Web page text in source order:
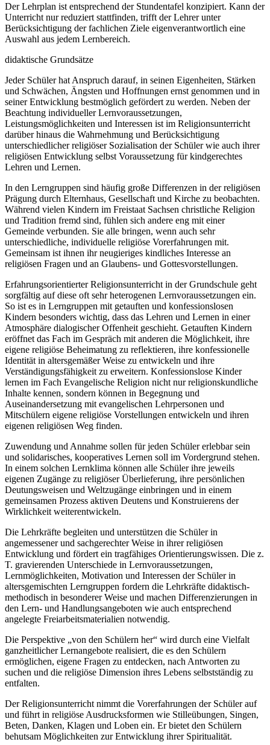
Der Lehrplan ist entsprechend der Stundentafel konzipiert. Kann der
Unterricht nur reduziert stattfinden, trifft der Lehrer unter
Berücksichtigung der fachlichen Ziele eigenverantwortlich eine
Auswahl aus jedem Lernbereich.
didaktische Grundsätze
Jeder Schüler hat Anspruch darauf, in seinen Eigenheiten, Stärken
und Schwächen, Ängsten und Hoffnungen ernst genommen und in
seiner Entwicklung bestmöglich gefördert zu werden. Neben der
Beachtung individueller Lernvoraussetzungen,
Leistungsmöglichkeiten und Interessen ist im Religionsunterricht
darüber hinaus die Wahrnehmung und Berücksichtigung
unterschiedlicher religiöser Sozialisation der Schüler wie auch ihrer
religiösen Entwicklung selbst Voraussetzung für kindgerechtes
Lehren und Lernen.
In den Lerngruppen sind häufig große Differenzen in der religiösen
Prägung durch Elternhaus, Gesellschaft und Kirche zu beobachten.
Während vielen Kindern im Freistaat Sachsen christliche Religion
und Tradition fremd sind, fühlen sich andere eng mit einer
Gemeinde verbunden. Sie alle bringen, wenn auch sehr
unterschiedliche, individuelle religiöse Vorerfahrungen mit.
Gemeinsam ist ihnen ihr neugieriges kindliches Interesse an
religiösen Fragen und an Glaubens- und Gottesvorstellungen.
Erfahrungsorientierter Religionsunterricht in der Grundschule geht
sorgfältig auf diese oft sehr heterogenen Lernvoraussetzungen ein.
So ist es in Lerngruppen mit getauften und konfessionslosen
Kindern besonders wichtig, dass das Lehren und Lernen in einer
Atmosphäre dialogischer Offenheit geschieht. Getauften Kindern
eröffnet das Fach im Gespräch mit anderen die Möglichkeit, ihre
eigene religiöse Beheimatung zu reflektieren, ihre konfessionelle
Identität in altersgemäßer Weise zu entwickeln und ihre
Verständigungsfähigkeit zu erweitern. Konfessionslose Kinder
lernen im Fach Evangelische Religion nicht nur religionskundliche
Inhalte kennen, sondern können in Begegnung und
Auseinandersetzung mit evangelischen Lehrpersonen und
Mitschülern eigene religiöse Vorstellungen entwickeln und ihren
eigenen religiösen Weg finden.
Zuwendung und Annahme sollen für jeden Schüler erlebbar sein
und solidarisches, kooperatives Lernen soll im Vordergrund stehen.
In einem solchen Lernklima können alle Schüler ihre jeweils
eigenen Zugänge zu religiöser Überlieferung, ihre persönlichen
Deutungsweisen und Weltzugänge einbringen und in einem
gemeinsamen Prozess aktiven Deutens und Konstruierens der
Wirklichkeit weiterentwickeln.
Die Lehrkräfte begleiten und unterstützen die Schüler in
angemessener und sachgerechter Weise in ihrer religiösen
Entwicklung und fördert ein tragfähiges Orientierungswissen. Die z.
T. gravierenden Unterschiede in Lernvoraussetzungen,
Lernmöglichkeiten, Motivation und Interessen der Schüler in
altersgemischten Lerngruppen fordern die Lehrkräfte didaktisch-
methodisch in besonderer Weise und machen Differenzierungen in
den Lern- und Handlungsangeboten wie auch entsprechend
angelegte Freiarbeitsmaterialien notwendig.
Die Perspektive „von den Schülern her“ wird durch eine Vielfalt
ganzheitlicher Lernangebote realisiert, die es den Schülern
ermöglichen, eigene Fragen zu entdecken, nach Antworten zu
suchen und die religiöse Dimension ihres Lebens selbstständig zu
entfalten.
Der Religionsunterricht nimmt die Vorerfahrungen der Schüler auf
und führt in religiöse Ausdrucksformen wie Stilleübungen, Singen,
Beten, Danken, Klagen und Loben ein. Er bietet den Schülern
behutsam Möglichkeiten zur Entwicklung ihrer Spiritualität.